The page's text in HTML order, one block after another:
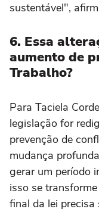
sustentável",
6. Essa
aumento de
Trabalho?
Para Taciela
legislação for
prevenção de
mudança
gerar um período
isso se
final da lei precisa